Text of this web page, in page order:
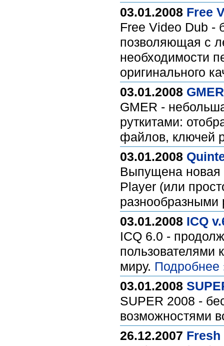
03.01.2008 Free
Free Video Dub -
позволяющая с
необходимости
оригинального
03.01.2008
GMER -
руткитами:
файлов, ключей
03.01.2008
Выпущена новая
Player (или
разнообразными
03.01.2008 ICQ
ICQ 6.0 -
пользователями
миру. Подробнее
03.01.2008
SUPER 2008 -
возможностями
26.12.2007 Fresh